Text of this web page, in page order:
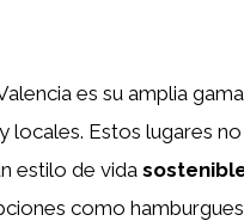
es su amplia
locales. Estos lugares
estilo de vida
como